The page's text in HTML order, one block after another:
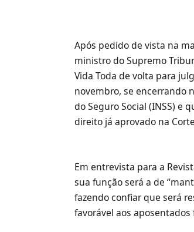
Após pedido de vista na
ministro do Supremo
Vida Toda de volta para
novembro, se encerrando
do Seguro Social (INSS) e
direito já aprovado na
Em entrevista para a
sua função será a de
fazendo confiar que será
favorável aos